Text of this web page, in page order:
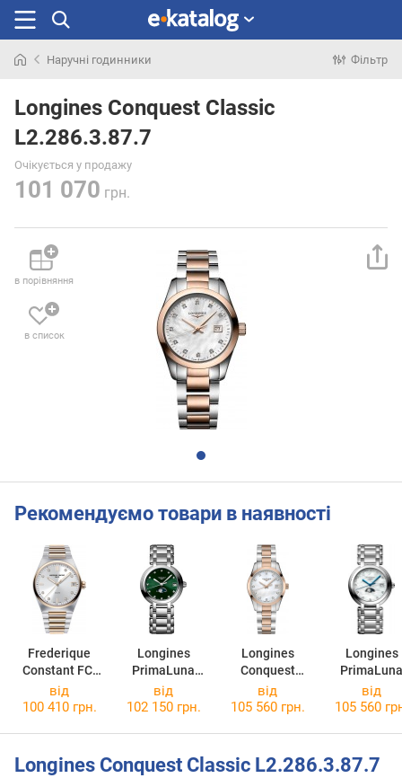
раніше
Наручні годинники Фільтр
Longines Conquest Classic
L2.286.3.87.7
Очікується у продажу
101 070 грн.
в порівняння
в список
Рекомендуємо товари в наявності
Frederique
Constant FC-
240VD2NH2B
Longines
PrimaLuna
L8.115.4.67.6
Longines
Conquest
Classic
L2.386.3.87.7
Longines
PrimaLuna
від
100 410 грн.
від
102 150 грн.
від
105 560 грн.
від
105 560
Longines Conquest Classic L2.286.3.87.7